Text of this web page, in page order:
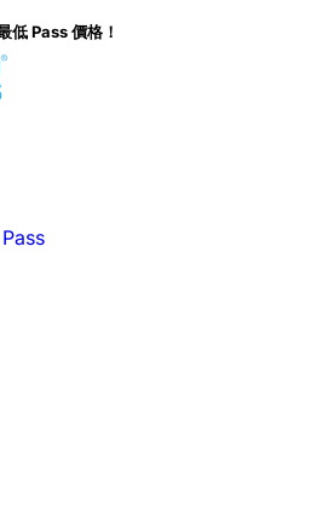
格！
詳細介紹 行前須知